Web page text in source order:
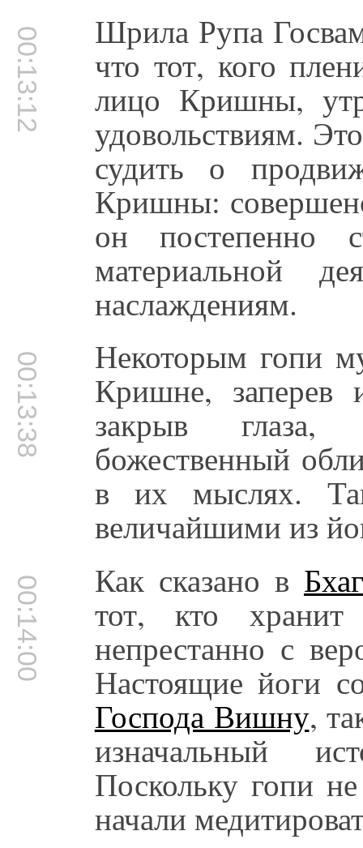
00:13:12 Шрила Рупа
что тот, кого
лицо Кришны,
удовольствиям.
судить о
Кришны:
он постепенно
материальной
наслаждениям.
00:13:38 Некоторым гопи
Кришне,
закрыв глаза,
божественный
в их мыслях.
величайшими из
00:14:00 Как сказано в
тот, кто
непрестанно с
Настоящие йоги
Господа Вишну,
изначальный
Поскольку гопи
начали